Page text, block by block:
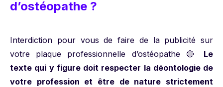
d’ostéopathe ?
Interdiction pour vous de faire de la publicité sur
votre plaque professionnelle d’ostéopathe 🔴 Le
texte qui y figure doit respecter la déontologie de
votre profession et être de nature strictement